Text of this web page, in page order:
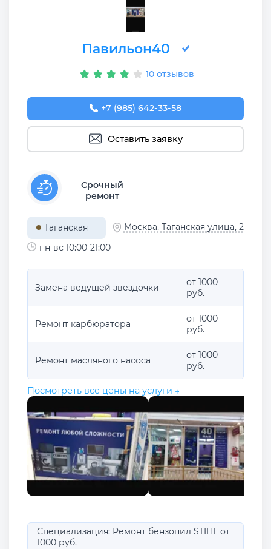
Павильон40
10 отзывов
+7 (985) 642-33-58
Оставить заявку
Срочный
ремонт
Таганская
Москва, Таганская улица, 2
пн-вс 10:00-21:00
Замена ведущей звездочки
от 1000
руб.
Ремонт карбюратора
от 1000
руб.
Ремонт масляного насоса
от 1000
руб.
Посмотреть все цены на услуги →
Специализация: Ремонт бензопил STIHL от
1000 руб.